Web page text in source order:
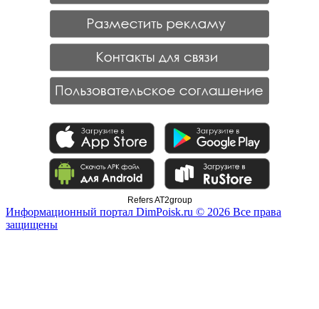
Refers AT2group
Информационный портал DimPoisk.ru © 2026 Все права
защищены